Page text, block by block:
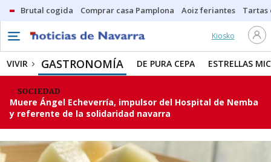
Brutal cogida Comprar casa Pamplona Aoiz feriantes Tartas
Kiosko
VIVIR GASTRONOMÍA DE PURA CEPA ESTRELLAS
SOCIEDAD
Muere Ángel Echeverría, impulsor del Hospital de Nemba
y referente de la solidaridad navarra